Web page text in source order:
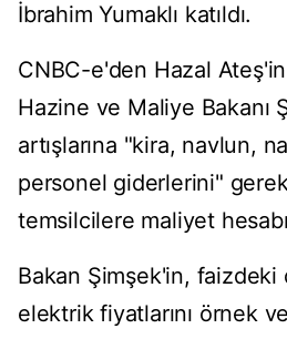
İbrahim Yumaklı katıldı.
CNBC-e'den Hazal
Hazine ve Maliye Bakanı
artışlarına "kira, navlun,
personel giderlerini"
temsilcilere maliyet
Bakan Şimşek'in, faizdeki
elektrik fiyatlarını örnek